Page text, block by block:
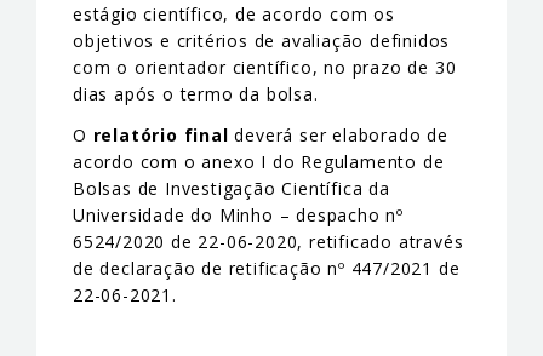
estágio científico, de acordo com os
objetivos e critérios de avaliação definidos
com o orientador científico, no prazo de 30
dias após o termo da bolsa.
O relatório final deverá ser elaborado de
acordo com o anexo I do Regulamento de
Bolsas de Investigação Científica da
Universidade do Minho – despacho nº
6524/2020 de 22-06-2020, retificado através
de declaração de retificação nº 447/2021 de
22-06-2021.